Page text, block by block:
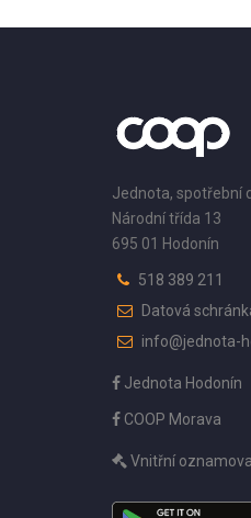
Jednota, spotřební
Národní třída 13
695 01 Hodonín
518 389 211
Datová
info@jednota-
Jednota Hodonín
COOP Morava
Vnitřní